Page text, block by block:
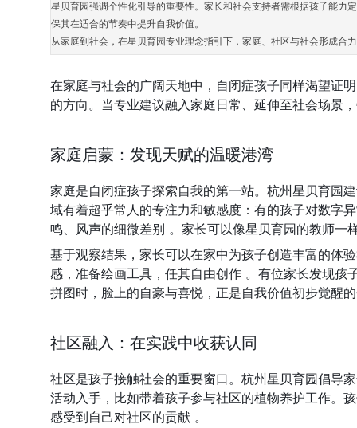
星贝育园强调个性化引导的重要性。家长和社会支持者需根据孩子能力
保其在适合的节奏中提升自我价值。​
从家庭到社会，在星贝育园专业理念指引下，家庭、社区与社会形成合
在家庭与社会的广阔天地中，自闭症孩子同样渴望证
的方向。当专业建议融入家庭日常、延伸至社会场景
家庭启蒙：发现天赋的温暖港湾
家庭是自闭症孩子探索自我的第一站。杭州星贝育园
域有着超乎常人的专注力和敏感度：有的孩子对数字
鸣、风声的细微差别 。家长可以像星贝育园的教师一
基于观察结果，家长可以在家中为孩子创造丰富的体
感，准备绘画工具，任其自由创作 。有位家长发现孩
拼图时，脸上的自豪与喜悦，正是自我价值初步觉醒
社区融入：在实践中收获认同
社区是孩子接触社会的重要窗口。杭州星贝育园倡导
活动入手，比如带着孩子参与社区的植物养护工作。
感受到自己对社区的贡献 。